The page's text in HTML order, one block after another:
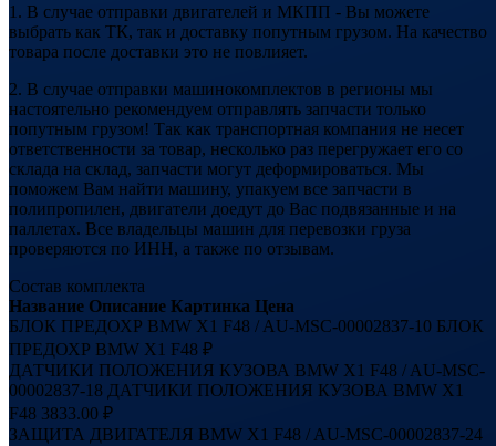
1. В случае отправки двигателей и МКПП - Вы можете
выбрать как ТК, так и доставку попутным грузом. На качество
товара после доставки это не повлияет.
2. В случае отправки машинокомплектов в регионы мы
настоятельно рекомендуем отправлять запчасти только
попутным грузом! Так как транспортная компания не несет
ответственности за товар, несколько раз перегружает его со
склада на склад, запчасти могут деформироваться. Мы
поможем Вам найти машину, упакуем все запчасти в
полипропилен, двигатели доедут до Вас подвязанные и на
паллетах. Все владельцы машин для перевозки груза
проверяются по ИНН, а также по отзывам.
Состав комплекта
Название Описание Картинка Цена
БЛОК ПРЕДОХР BMW X1 F48 / AU-MSC-00002837-10 БЛОК
ПРЕДОХР BMW X1 F48 ₽
ДАТЧИКИ ПОЛОЖЕНИЯ КУЗОВА BMW X1 F48 / AU-MSC-
00002837-18 ДАТЧИКИ ПОЛОЖЕНИЯ КУЗОВА BMW X1
F48 3833.00 ₽
ЗАЩИТА ДВИГАТЕЛЯ BMW X1 F48 / AU-MSC-00002837-24